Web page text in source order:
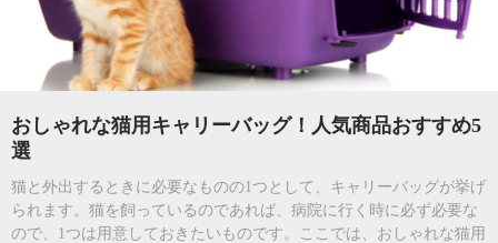
おしゃれな猫用キャリーバッグ！人気商品おすすめ5
選
猫と外出するときに必要なものの1つとして、キャリーバッグが挙げ
られます。猫を飼っているのであれば、病院に行く時に必ず必要な
ので、1つは用意しておきたいものです。ここでは、おしゃれな猫用